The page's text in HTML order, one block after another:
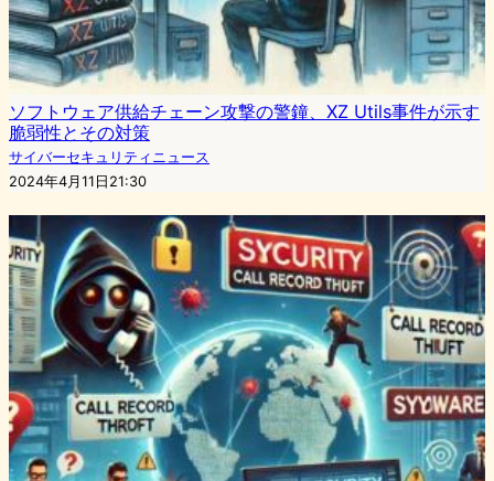
ソフトウェア供給チェーン攻撃の警鐘、XZ Utils事件が示す
脆弱性とその対策
サイバーセキュリティニュース
2024年4月11日21:30